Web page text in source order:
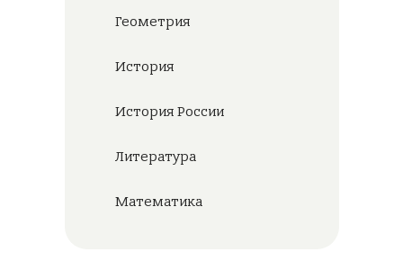
Геометрия
История
История России
Литература
Математика